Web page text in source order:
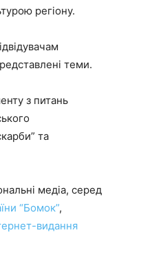
регіону.
теми.
з питань
та
медіа, серед
“Бомок”,
видання